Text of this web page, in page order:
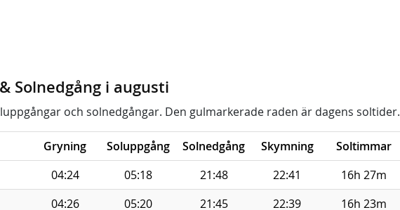
Solnedgång i augusti
och solnedgångar. Den gulmarkerade raden är dagens soltider.
Gryning Soluppgång Solnedgång Skymning
Soltimmar
04:24 05:18 21:48 22:41
16h 27m
04:26 05:20 21:45 22:39
16h 23m